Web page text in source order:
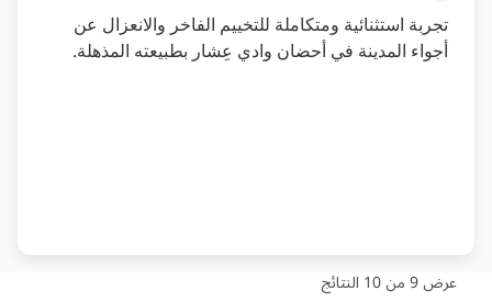
تجربة استثنائية ومتكاملة للتخييم الفاخر والانعزال عن
أجواء المدينة في أحضان وادي عِشار بطبيعته المذهلة.
عرض 9 من 10
النتائج